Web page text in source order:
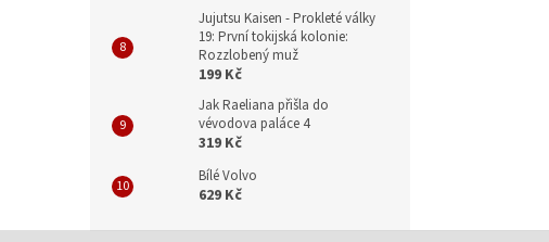
Jujutsu Kaisen - Prokleté války
19: První tokijská kolonie:
Rozzlobený muž
199 Kč
Jak Raeliana přišla do
vévodova paláce 4
319 Kč
Bílé Volvo
629 Kč